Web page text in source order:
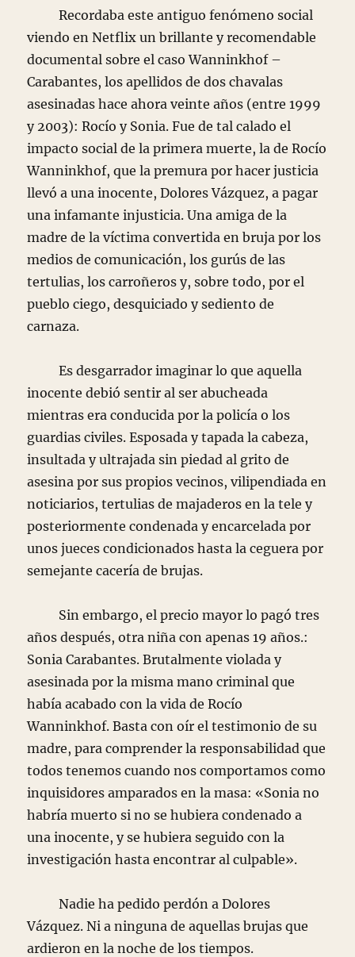
Recordaba este antiguo fenómeno social
viendo en Netflix un brillante y recomendable
documental sobre el caso Wanninkhof –
Carabantes, los apellidos de dos chavalas
asesinadas hace ahora veinte años (entre 1999
y 2003): Rocío y Sonia. Fue de tal calado el
impacto social de la primera muerte, la de Rocío
Wanninkhof, que la premura por hacer justicia
llevó a una inocente, Dolores Vázquez, a pagar
una infamante injusticia. Una amiga de la
madre de la víctima convertida en bruja por los
medios de comunicación, los gurús de las
tertulias, los carroñeros y, sobre todo, por el
pueblo ciego, desquiciado y sediento de
carnaza.
Es desgarrador imaginar lo que aquella
inocente debió sentir al ser abucheada
mientras era conducida por la policía o los
guardias civiles. Esposada y tapada la cabeza,
insultada y ultrajada sin piedad al grito de
asesina por sus propios vecinos, vilipendiada en
noticiarios, tertulias de majaderos en la tele y
posteriormente condenada y encarcelada por
unos jueces condicionados hasta la ceguera por
semejante cacería de brujas.
Sin embargo, el precio mayor lo pagó tres
años después, otra niña con apenas 19 años.:
Sonia Carabantes. Brutalmente violada y
asesinada por la misma mano criminal que
había acabado con la vida de Rocío
Wanninkhof. Basta con oír el testimonio de su
madre, para comprender la responsabilidad que
todos tenemos cuando nos comportamos como
inquisidores amparados en la masa: «Sonia no
habría muerto si no se hubiera condenado a
una inocente, y se hubiera seguido con la
investigación hasta encontrar al culpable».
Nadie ha pedido perdón a Dolores
Vázquez. Ni a ninguna de aquellas brujas que
ardieron en la noche de los tiempos.